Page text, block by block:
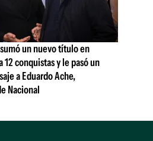
un nuevo título en
12 conquistas y le pasó un
a Eduardo Ache,
Nacional